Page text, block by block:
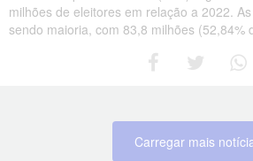
milhões de eleitores em relação a 2022.
sendo maioria, com 83,8 milhões (52,84%
Carregar mais